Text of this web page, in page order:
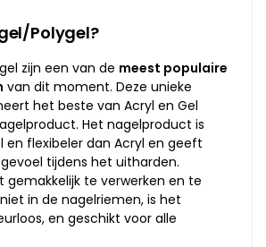
Polygel?
zijn een van de meest populaire
van dit moment. Deze unieke
het beste van Acryl en Gel
Het nagelproduct is
en flexibeler dan Acryl en geeft
tijdens het uitharden.
gemakkelijk te verwerken en te
in de nagelriemen, is het
en geschikt voor alle